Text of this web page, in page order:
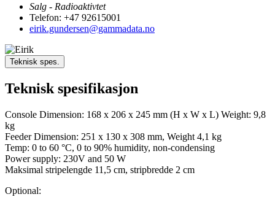
Salg - Radioaktivtet
Telefon: +47 92615001
eirik.gundersen@gammadata.no
Teknisk spes.
Teknisk spesifikasjon
Console Dimension: 168 x 206 x 245 mm (H x W x L) Weight: 9,8
kg
Feeder Dimension: 251 x 130 x 308 mm, Weight 4,1 kg
Temp: 0 to 60 °C, 0 to 90% humidity, non-condensing
Power supply: 230V and 50 W
Maksimal stripelengde 11,5 cm, stripbredde 2 cm
Optional: